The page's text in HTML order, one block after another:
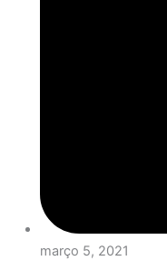
março 5, 2021